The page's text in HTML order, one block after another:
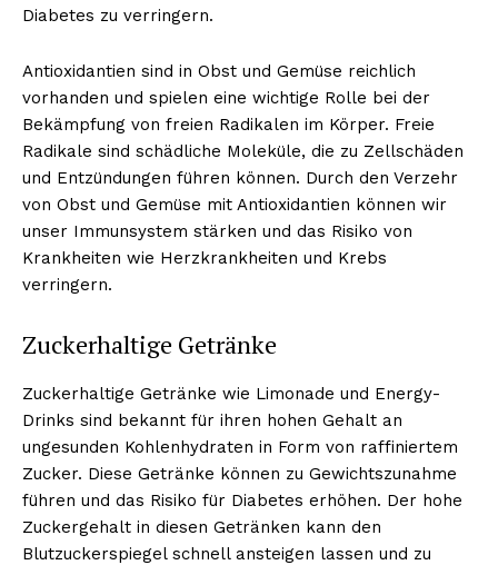
Diabetes zu verringern.
Antioxidantien sind in Obst und Gemüse reichlich
vorhanden und spielen eine wichtige Rolle bei der
Bekämpfung von freien Radikalen im Körper. Freie
Radikale sind schädliche Moleküle, die zu Zellschäden
und Entzündungen führen können. Durch den Verzehr
von Obst und Gemüse mit Antioxidantien können wir
unser Immunsystem stärken und das Risiko von
Krankheiten wie Herzkrankheiten und Krebs
verringern.
Zuckerhaltige Getränke
Zuckerhaltige Getränke wie Limonade und Energy-
Drinks sind bekannt für ihren hohen Gehalt an
ungesunden Kohlenhydraten in Form von raffiniertem
Zucker. Diese Getränke können zu Gewichtszunahme
führen und das Risiko für Diabetes erhöhen. Der hohe
Zuckergehalt in diesen Getränken kann den
Blutzuckerspiegel schnell ansteigen lassen und zu